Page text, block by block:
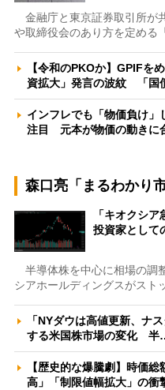
金融庁と東京証券取引所が
や取締役会のあり方を定める
【令和のPKOか】GPIFを
資拡大」発言の波紋 「国
インフレでも「物価負け」
注目 元本が物価の動きに
森口亮「まるわかり
「キオクシ
投資家とし
半導体株を中心に相場の調
シアホールディングスがスト
「NYダウは高値更新、ナ
する米国株市場の変化 半
【歴史的な爆騰劇】時価
高」「制限値幅拡大」の